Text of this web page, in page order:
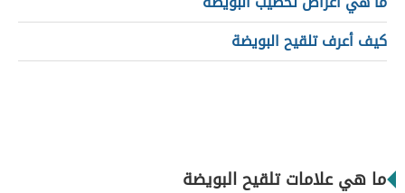
كيف أعرف تلقيح البويضة
ما هي علامات تلقيح البويضة